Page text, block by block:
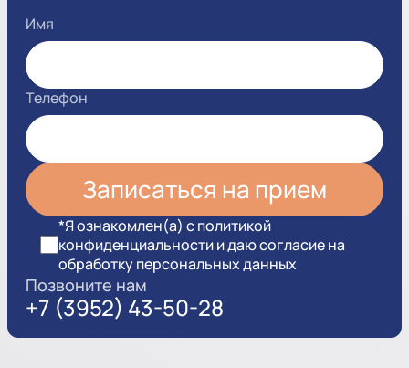
Имя
Телефон
*Я ознакомлен(а) с политикой
конфиденциальности и даю согласие на
обработку персональных данных
Позвоните нам
+7 (3952) 43-50-28